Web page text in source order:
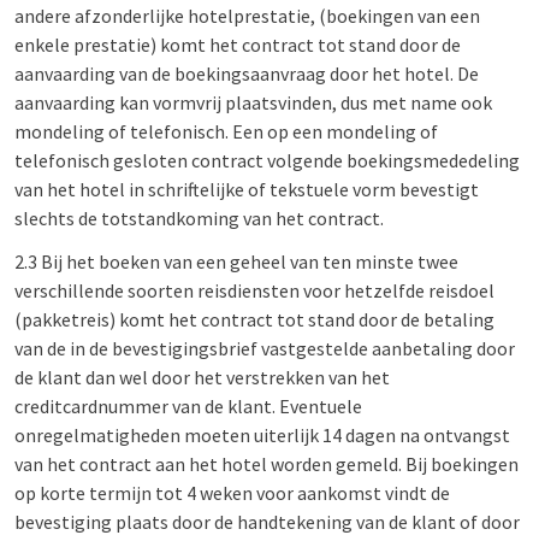
andere afzonderlijke hotelprestatie, (boekingen van een
enkele prestatie) komt het contract tot stand door de
aanvaarding van de boekingsaanvraag door het hotel. De
aanvaarding kan vormvrij plaatsvinden, dus met name ook
mondeling of telefonisch. Een op een mondeling of
telefonisch gesloten contract volgende boekingsmededeling
van het hotel in schriftelijke of tekstuele vorm bevestigt
slechts de totstandkoming van het contract.
2.3 Bij het boeken van een geheel van ten minste twee
verschillende soorten reisdiensten voor hetzelfde reisdoel
(pakketreis) komt het contract tot stand door de betaling
van de in de bevestigingsbrief vastgestelde aanbetaling door
de klant dan wel door het verstrekken van het
creditcardnummer van de klant. Eventuele
onregelmatigheden moeten uiterlijk 14 dagen na ontvangst
van het contract aan het hotel worden gemeld. Bij boekingen
op korte termijn tot 4 weken voor aankomst vindt de
bevestiging plaats door de handtekening van de klant of door